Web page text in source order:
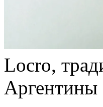
Locro,
Аргентины